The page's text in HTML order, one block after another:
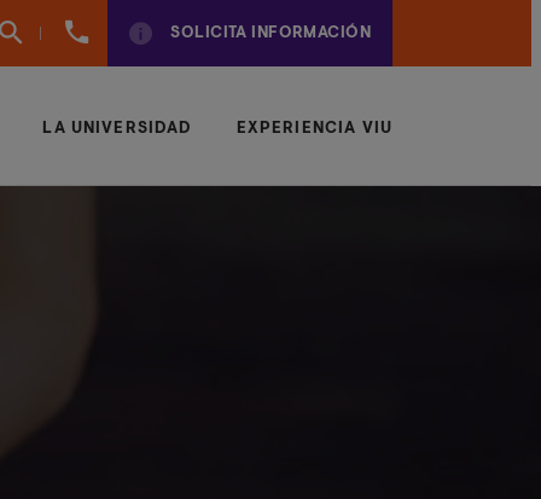
960
SOLICITA INFORMACIÓN
LA UNIVERSIDAD EXPERIENCIA VIU